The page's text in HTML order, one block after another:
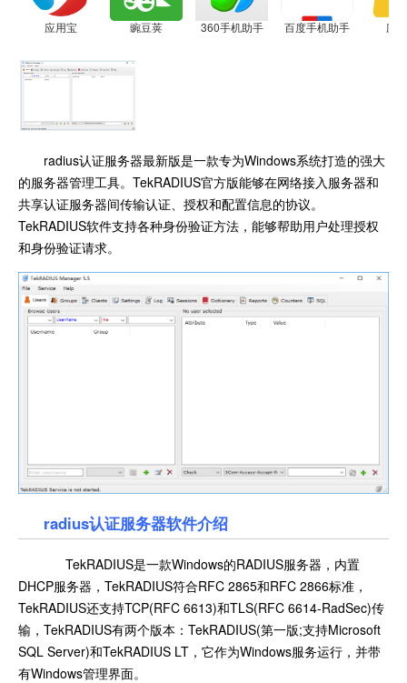
应用宝 豌豆荚 360手机助手 百度手机助手 应
radius认证服务器最新版是一款专为Windows系统打造的强大
的服务器管理工具。TekRADIUS官方版能够在网络接入服务器和
共享认证服务器间传输认证、授权和配置信息的协议。
TekRADIUS软件支持各种身份验证方法，能够帮助用户处理授权
和身份验证请求。
radius认证服务器软件介绍
TekRADIUS是一款Windows的RADIUS服务器，内置
DHCP服务器，TekRADIUS符合RFC 2865和RFC 2866标准，
TekRADIUS还支持TCP(RFC 6613)和TLS(RFC 6614-RadSec)传
输，TekRADIUS有两个版本：TekRADIUS(第一版;支持Microsoft
SQL Server)和TekRADIUS LT，它作为Windows服务运行，并带
有Windows管理界面。